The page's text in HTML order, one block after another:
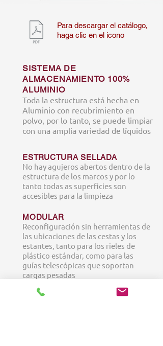
Para descargar el catálogo,
haga clic en el icono
SISTEMA DE
ALMACENAMIENTO 100%
ALUMINIO
Toda la estructura está hecha en
Aluminio con recubrimiento en
polvo, por lo tanto, se puede limpiar
con una amplia variedad de líquidos
ESTRUCTURA SELLADA
No hay agujeros abertos dentro de la
estructura de los marcos y por lo
tanto todas as superficies son
accesibles para la limpieza
MODULAR
Reconfiguración sin herramientas de
las ubicaciones de las cestas y los
estantes, tanto para los rieles de
plástico estándar, como para las
guías telescópicas que soportan
cargas pesadas
FOLLOW US: